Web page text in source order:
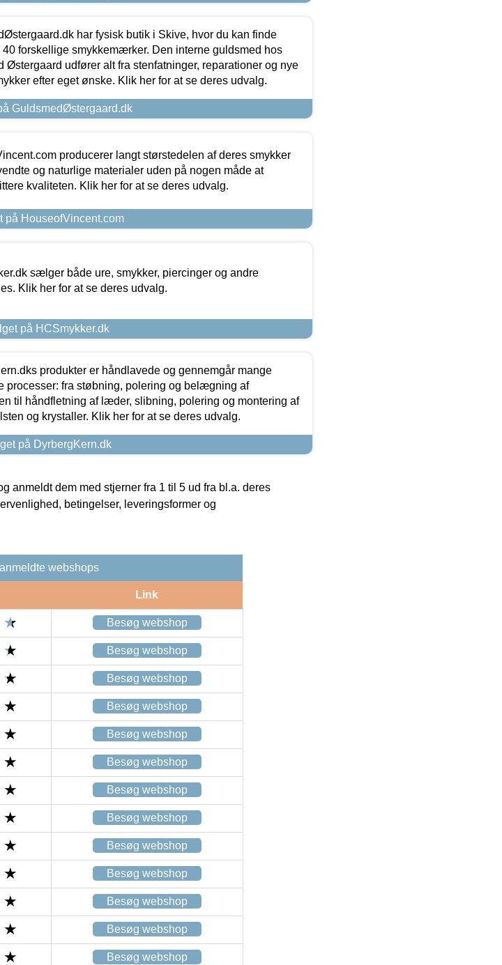
har fysisk butik i Skive, hvor du kan finde
40 forskellige smykkemærker. Den interne guldsmed hos
Østergaard udfører alt fra stenfatninger, reparationer og nye
efter eget ønske. Klik her for at se deres udvalg.
GuldsmedØstergaard.dk
producerer langt størstedelen af deres smykker
og naturlige materialer uden på nogen måde at
kvaliteten. Klik her for at se deres udvalg.
på HouseofVincent.com
sælger både ure, smykker, piercinger og andre
Klik her for at se deres udvalg.
på HCSmykker.dk
produkter er håndlavede og gennemgår mange
processer: fra støbning, polering og belægning af
til håndfletning af læder, slibning, polering og montering af
og krystaller. Klik her for at se deres udvalg.
på DyrbergKern.dk
anmeldt dem med stjerner fra 1 til 5 ud fra bl.a. deres
betingelser, leveringsformer og
webshops
Link
Besøg webshop
Besøg webshop
Besøg webshop
Besøg webshop
Besøg webshop
Besøg webshop
Besøg webshop
Besøg webshop
Besøg webshop
Besøg webshop
Besøg webshop
Besøg webshop
Besøg webshop